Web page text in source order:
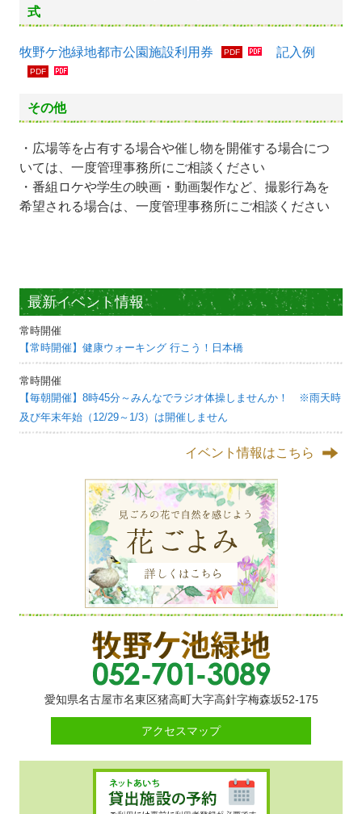
式
牧野ケ池緑地都市公園施設利用券 記入例
その他
・広場等を占有する場合や催し物を開催する場合につ
いては、一度管理事務所にご相談ください
・番組ロケや学生の映画・動画製作など、撮影行為を
希望される場合は、一度管理事務所にご相談ください
最新イベント情報
常時開催
【常時開催】健康ウォーキング 行こう！日本橋
常時開催
【毎朝開催】8時45分～みんなでラジオ体操しませんか！ ※雨天時
及び年末年始（12/29～1/3）は開催しません
イベント情報はこちら
愛知県名古屋市名東区猪高町大字高針字梅森坂52-175
アクセスマップ